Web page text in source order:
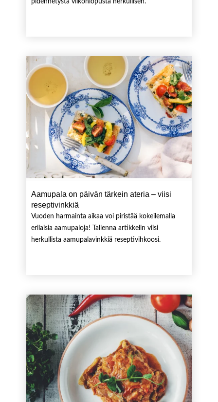
pidennetystä viikonlopusta herkullisen.
Aamupala on päivän tärkein ateria – viisi
reseptivinkkiä
Vuoden harmainta aikaa voi piristää kokeilemalla
erilaisia aamupaloja! Tallenna artikkelin viisi
herkullista aamupalavinkkiä reseptivihkoosi.